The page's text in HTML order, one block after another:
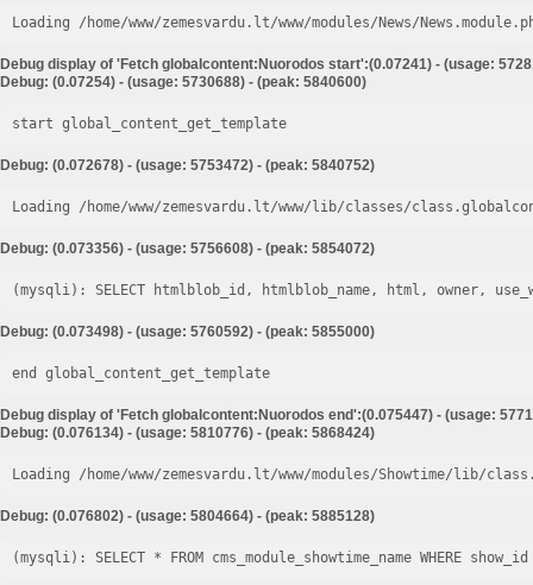
Loading /home/www/zemesvardu.lt/www/modules/News/
Debug display of 'Fetch globalcontent:Nuorodos start':(0.07241) - (usage:
Debug: (0.07254) - (usage: 5730688) - (peak: 5840600)
start global_content_get_template
Debug: (0.072678) - (usage: 5753472) - (peak: 5840752)
Loading /home/www/zemesvardu.lt/www/lib/classes/
Debug: (0.073356) - (usage: 5756608) - (peak: 5854072)
Debug: (0.073498) - (usage: 5760592) - (peak: 5855000)
end global_content_get_template
Debug display of 'Fetch globalcontent:Nuorodos end':(0.075447) - (usage:
Debug: (0.076134) - (usage: 5810776) - (peak: 5868424)
Loading /home/www/zemesvardu.lt/www/modules/Showtime/lib/
Debug: (0.076802) - (usage: 5804664) - (peak: 5885128)